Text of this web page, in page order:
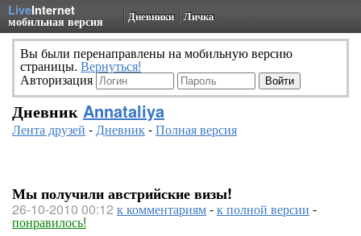
LiveInternet
мобильная версия Дневники Личка
Вы были перенаправлены на мобильную версию
страницы. Вернуться!
Авторизация
Дневник Annataliya
Лента друзей -Дневник-Полная версия
Мы получили австрийские визы!
26-10-2010 00:12 к комментариям-к полной версии -
понравилось!